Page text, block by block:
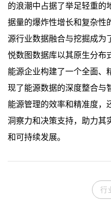
的浪潮中占据了举足轻重的
据量的爆炸性增长和复杂性
源行业数据融合与挖掘成为
悦数图数据库以其原生分布
能源企业构建了一个全面、
现了能源数据的深度整合与
能源管理的效率和精准度，
洞察力和决策支持，助力其
和可持续发展。
行